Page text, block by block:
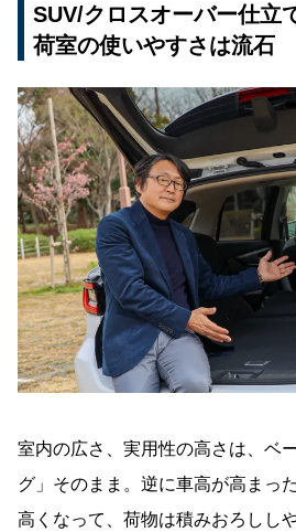
SUV/クロスオーバー仕立
荷室の使いやすさは流石
室内の広さ、実用性の高さは、ベ
グ」そのまま。逆に車高が高まっ
高くなって、荷物は積みおろしし